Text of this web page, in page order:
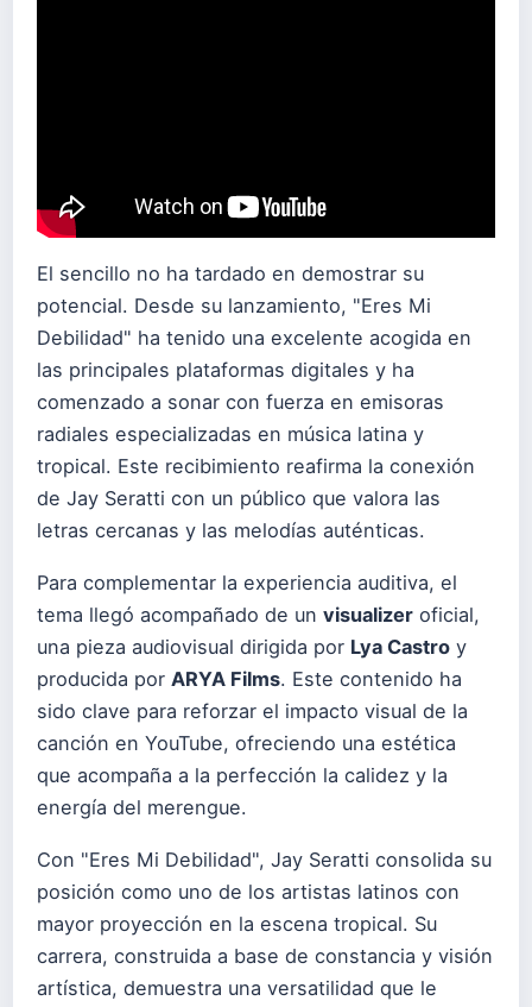
El sencillo no ha tardado en demostrar su
potencial. Desde su lanzamiento, "Eres Mi
Debilidad" ha tenido una excelente acogida en
las principales plataformas digitales y ha
comenzado a sonar con fuerza en emisoras
radiales especializadas en música latina y
tropical. Este recibimiento reafirma la conexión
de Jay Seratti con un público que valora las
letras cercanas y las melodías auténticas.
Para complementar la experiencia auditiva, el
tema llegó acompañado de un visualizer oficial,
una pieza audiovisual dirigida por Lya Castro y
producida por ARYA Films. Este contenido ha
sido clave para reforzar el impacto visual de la
canción en YouTube, ofreciendo una estética
que acompaña a la perfección la calidez y la
energía del merengue.
Con "Eres Mi Debilidad", Jay Seratti consolida su
posición como uno de los artistas latinos con
mayor proyección en la escena tropical. Su
carrera, construida a base de constancia y visión
artística, demuestra una versatilidad que le